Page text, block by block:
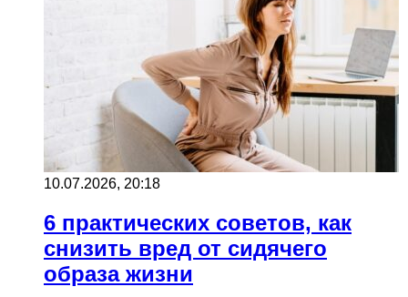
10.07.2026, 20:18
6 практических советов, как
снизить вред от сидячего
образа жизни